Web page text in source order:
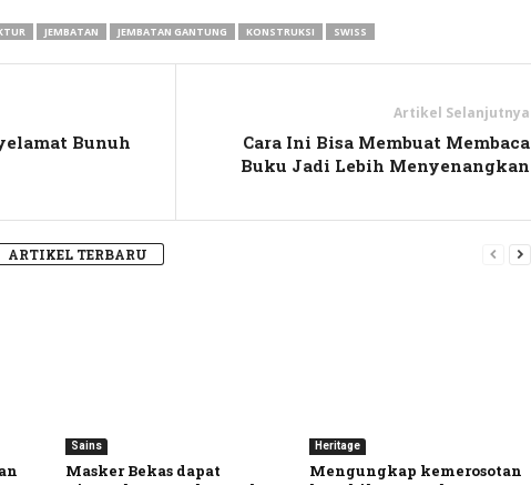
JEMBATAN JEMBATAN GANTUNG KONSTRUKSI SWISS
Bunuh
Artikel Selanjutnya
Cara Ini Bisa Membuat Membaca
Buku Jadi Lebih Menyenangkan
ARTIKEL TERBARU
Sains
Masker Bekas dapat
Heritage
Mengungkap kemerosotan